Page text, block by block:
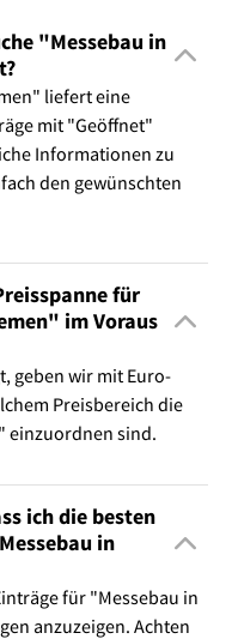
"Messebau in
liefert eine
mit "Geöffnet"
Informationen zu
den gewünschten
für
im Voraus
geben wir mit Euro-
Preisbereich die
einzuordnen sind.
ich die besten
in
für "Messebau in
anzuzeigen. Achten